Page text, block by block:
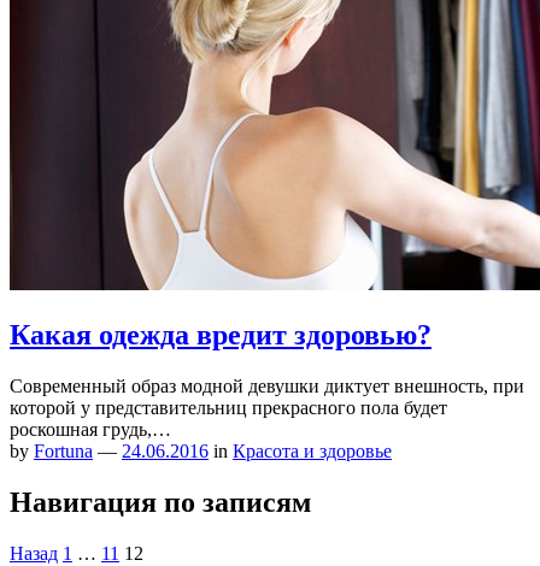
Какая одежда вредит здоровью?
Современный образ модной девушки диктует внешность, при
которой у представительниц прекрасного пола будет
роскошная грудь,…
by Fortuna — 24.06.2016 in Красота и здоровье
Навигация по записям
Назад 1 … 11 12